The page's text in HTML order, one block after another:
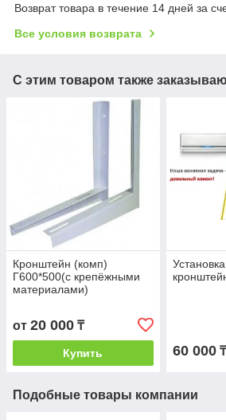
Возврат товара в течение 14 дней за
Все условия возврата
С этим товаром также
Кронштейн (комп)
Г600*500(с крепёжными
материалами)
от 20 000 ₸
Купить 60 000₸
Подобные товары компании